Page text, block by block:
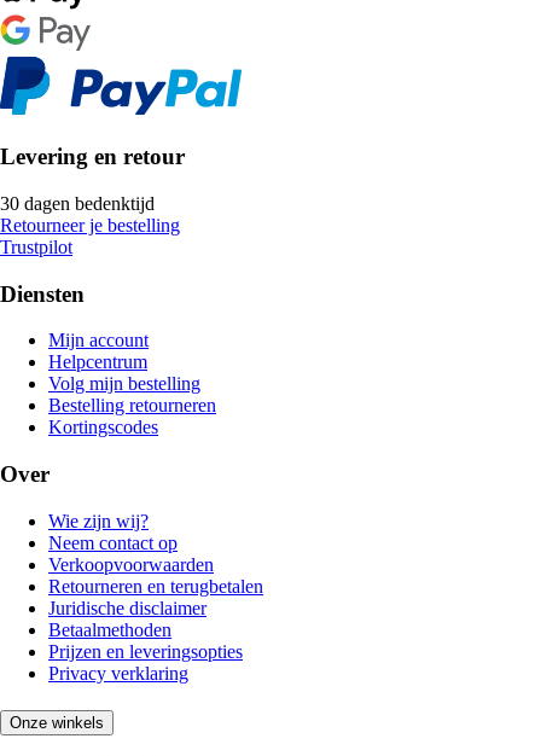
Levering en retour
30 dagen bedenktijd
Retourneer je bestelling
Trustpilot
Diensten
Mijn account
Helpcentrum
Volg mijn bestelling
Bestelling retourneren
Kortingscodes
Over
Wie zijn wij?
Neem contact op
Verkoopvoorwaarden
Retourneren en terugbetalen
Juridische disclaimer
Betaalmethoden
Prijzen en leveringsopties
Privacy verklaring
Onze winkels